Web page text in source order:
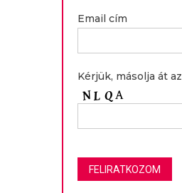
Email cím
Kérjük, másolja át